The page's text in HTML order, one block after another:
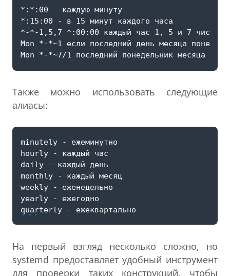
Также можно использовать следующие
алиасы:
...
На первый взгляд несколько сложно, но
systemd предоставляет удобный инструмент
для проверки таких конструкций, чтобы